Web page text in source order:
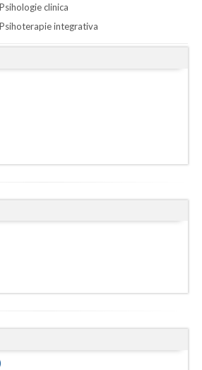
Psihologie clinica
Psihoterapie integrativa